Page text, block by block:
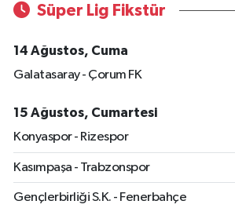
Süper Lig Fikstür
14 Ağustos, Cuma
Galatasaray - Çorum FK
15 Ağustos, Cumartesi
Konyaspor - Rizespor
Kasımpaşa - Trabzonspor
Gençlerbirliği S.K. - Fenerbahçe